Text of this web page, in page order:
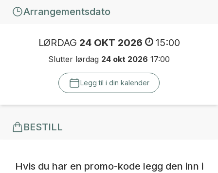
Arrangementsdato
LØRDAG 24 OKT 2026 15:00
Slutter lørdag 24 okt 2026 17:00
Legg til i din kalender
BESTILL
Hvis du har en promo-kode legg den inn i